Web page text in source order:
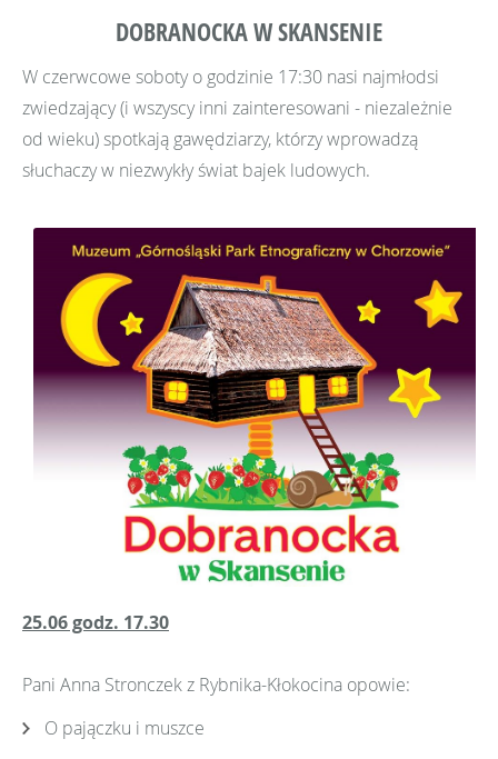
DOBRANOCKA W SKANSENIE
W czerwcowe soboty o godzinie 17:30 nasi najmłodsi
zwiedzający (i wszyscy inni zainteresowani - niezależnie
od wieku) spotkają gawędziarzy, którzy wprowadzą
słuchaczy w niezwykły świat bajek ludowych.
25.06 godz. 17.30
Pani Anna Stronczek z Rybnika-Kłokocina opowie:
O pajączku i muszce